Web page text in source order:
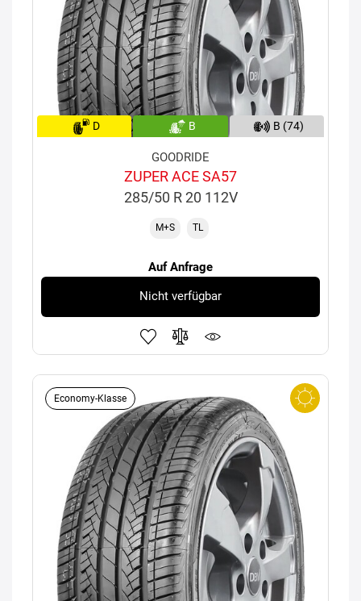
D B B (74)
GOODRIDE
ZUPER ACE SA57
285/50 R 20 112V
M+S TL
Auf Anfrage
Nicht verfügbar
Economy-Klasse